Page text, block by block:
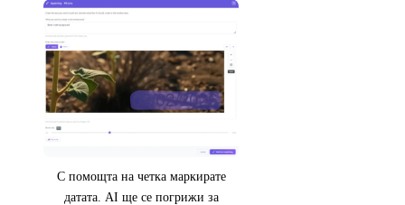
С помощта на четка маркирате
датата. AI ще се погрижи за